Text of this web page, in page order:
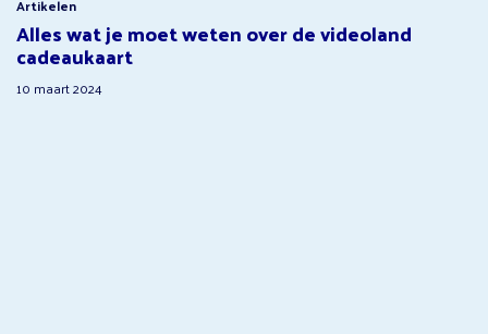
Artikelen
Alles wat je moet weten over de videoland
cadeaukaart
10 maart 2024